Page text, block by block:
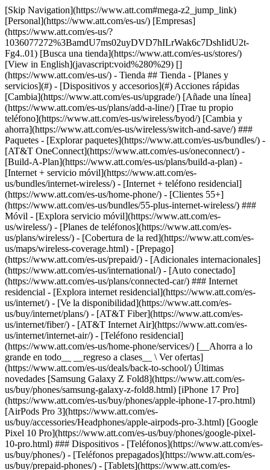
[Skip Navigation](https://www.att.com#mega-z2_jump_link) [Personal](https://www.att.com/es-us/) [Empresas](https://www.att.com/es-us/?1036077272%3BamdU7ms02uyDVD7hILrWak6c7DshIidU2t-Fg4..01) [Busca una tienda](https://www.att.com/es-us/stores/) [View in English](javascript:void%280%29) [](https://www.att.com/es-us/) - Tienda ## Tienda - [Planes y servicios](#) - [Dispositivos y accesorios](#) Acciones rápidas [Cambia](https://www.att.com/es-us/upgrade/) [Añade una línea](https://www.att.com/es-us/plans/add-a-line/) [Trae tu propio teléfono](https://www.att.com/es-us/wireless/byod/) [Cambia y ahorra](https://www.att.com/es-us/wireless/switch-and-save/) ### Paquetes - [Explorar paquetes](https://www.att.com/es-us/bundles/) - [AT&T OneConnect](https://www.att.com/es-us/oneconnect/) - [Build-A-Plan](https://www.att.com/es-us/plans/build-a-plan) - [Internet + servicio móvil](https://www.att.com/es-us/bundles/internet-wireless/) - [Internet + teléfono residencial](https://www.att.com/es-us/home-phone/) - [Clientes 55+](https://www.att.com/es-us/bundles/55-plus-internet-wireless/) ### Móvil - [Explora servicio móvil](https://www.att.com/es-us/wireless/) - [Planes de teléfonos](https://www.att.com/es-us/plans/wireless/) - [Cobertura de la red](https://www.att.com/es-us/maps/wireless-coverage.html) - [Prepago](https://www.att.com/es-us/prepaid/) - [Adicionales internacionales](https://www.att.com/es-us/international/) - [Auto conectado](https://www.att.com/es-us/plans/connected-car/) ### Internet residencial - [Explora internet residencial](https://www.att.com/es-us/internet/) - [Ve la disponibilidad](https://www.att.com/es-us/buy/internet/plans/) - [AT&T Fiber](https://www.att.com/es-us/internet/fiber/) - [AT&T Internet Air](https://www.att.com/es-us/internet/internet-air/) - [Teléfono residencial](https://www.att.com/es-us/home-phone/services/) [__Ahorra a lo grande en todo__ __regreso a clases__ \ Ver ofertas](https://www.att.com/es-us/deals/back-to-school/) Últimas novedades [Samsung Galaxy Z Fold8](https://www.att.com/es-us/buy/phones/samsung-galaxy-z-fold8.html) [iPhone 17 Pro](https://www.att.com/es-us/buy/phones/apple-iphone-17-pro.html) [AirPods Pro 3](https://www.att.com/es-us/buy/accessories/Headphones/apple-airpods-pro-3.html) [Google Pixel 10 Pro](https://www.att.com/es-us/buy/phones/google-pixel-10-pro.html) ### Dispositivos - [Teléfonos](https://www.att.com/es-us/buy/phones/) - [Teléfonos prepagados](https://www.att.com/es-us/buy/prepaid-phones/) - [Tablets](https://www.att.com/es-us/buy/tablets/) - [Relojes inteligentes](https://www.att.com/es-us/buy/wearables/) - [Usado certificado de AT&T](https://www.att.com/es-us/buy/phones/browse/att-certified-preowned) ### Accesorios - [Ver todos los accesorios](https://www.att.com/es-us/accessories/) - [Estuches](https://www.att.com/es-us/buy/accessories/browse/cases/) - [Cargadores](https://www.att.com/es-us/buy/accessories/browse/chargers/) - [Protector para pantalla](https://www.att.com/es-us/buy/accessories/browse/screen-protectors/) - [Audífonos](https://www.att.com/es-us/buy/accessories/browse/headphones/) ### Brands - [Apple](https://www.att.com/es-us/buy/phones/browse/apple/) - [Samsung](https://www.att.com/es-us/buy/phones/browse/samsung/) - [Motorola](https://www.att.com/es-us/buy/phones/browse/motorola/) - [Google](https://www.att.com/es-us/buy/phones/browse/google/) - [Meta](https://www.att.com/es-us/buy/accessories/browse/all/meta/) [__Obtén el nuevo Samsung Galaxy Z Fold8 por $0 con intercambio elegible__ \ Reserva](https://www.att.com/es-us/buy/phones/samsung-galaxy-z-fold8.html) - Ofertas ## Ofertas - [Nuevos y destacados](#) - [Descuentos para clientes](#) Destacados [Ve todas las ofertas](https://www.att.com/es-us/deals/) [Ofertas de servicio móvil](https://www.att.com/es-us/deals/cell-phone-deals/) [Ofertas de internet](https://www.att.com/es-us/deals/internet/) [Ofertas de intercambio](https://www.att.com/es-us/buy/phones/browse/tradeinoffer/) [Sin ofertas de intercambio](https://www.att.com/es-us/buy/phones/browse/nontradeinoffer/) ### Ofertas de tendencia - [Samsung Galaxy](https://www.att.com/es-us/buy/phones/browse/samsung_hasdeals_value_nontradeinoffer_tradeinoffer/) - [Apple iPhone](https://www.att.com/es-us/buy/phones/browse/apple_hasdeals_value_nontradeinoffer_tradeinoffer/) - [Menos de $50](https://www.att.com/es-us/buy/accessories/browse/all/price-range-25-50_price-range-5-25_5-and-under/) - [Ofertas de regreso a clases](https://www.att.com/es-us/deals/back-to-school/) ### Ofertas de dispositivos y accesorios - [Teléfonos](https://www.att.com/es-us/buy/phones/browse/hasdeals_value_nontradeinoffer_tradeinoffer/) - [Teléfonos prepagados](https://www.att.com/es-us/buy/prepaid-phones/browse/hasdeals/) - [Tablets](https://www.att.com/es-us/buy/tablets/browse/hasdeals_nontradeinoffer/) - [Relojes inteligentes](https://www.att.com/es-us/buy/wearables/browse/hasdeals_nontradeinoffer/) - [Ofertas de accesorios](https://www.att.com/es-us/buy/accessories/browse/all/deals/) ### Suscripciones - [AT&T OneConnect](https://www.att.com/es-us/oneconnect/) [__Cámbiate a AT&T y averigua cómo obtener hasta $800 por línea para terminar tu contrato__ \ Compra ahora](https://www.att.com/es-us/buy/phones/) ### Descuentos por ocupación - [Empleados de empresas](https://www.att.com/es-us/verification/signaturehub/#employment) - [Militares y veteranos](https://www.att.com/es-us/offers/discount-program/military-discount/) - [Maestros](https://www.att.com/es-us/offers/discount-program/teacher/) - [Enfermeros y médicos](https://www.att.com/es-us/verification/signaturehub/#medical) - [Personal de emergencias activo](https://www.att.com/es-us/firstnetandfamily/) ### Descuentos por afiliación - [Clientes 55+](https://www.att.com/es-us/verification/signaturehub/#age) - [Personal retirado del servicio de emergencia](https://www.att.com/es-us/offers/discount-program/retired-responders/) - [Trabajadores de sindicatos](https://www.att.com/es-us/offers/discount-program/union-discount/) - [Estudiantes](https://www.att.com/es-us/verification/signaturehub/#student) ### Ahorros para socios - [Descuento con tarjeta de crédito](https://www.att.com/es-us/?1036077272%3BamdU7ms02uyDVD7hIidU2t-FgOyvGkzT7uyJVm497PywgLdW2iYTVis9IZcUaO3.z1) - [Beneficios y más](https://andmorebenefits.att.com/root-discovery) [__Maestros: ahorra hasta $150 por línea y hasta un 20% en planes__ \ Obtén detalles](https://www.att.com/es-us/offers/discount-program/teacher/) - La diferencia de AT&T ## La diferencia de AT&T - [Nuestra ventaja competitiva](#) ### ¿Por qué elegirnos? - [Garantía AT&T](https://www.att.com/es-us/why-att/guarantee/) - [Por qué AT&T](https://www.att.com/es-us/why-att/) - [AT&T vs. T-Mobile y Verizon](https://www.att.com/es-us/wireless/switch-and-save/#compare-us) - [AT&T Fiber vs. Spectrum y Xfinity](https://www.att.com/es-us/internet/fiber/#compare-us) - [Prueba AT&T gratis](https://www.att.com/es-us/wireless/free-trial/) - [Cambia y ahorra](https://www.att.com/es-us/wireless/switch-and-save/) ### Cobertura excepcional - [Mapa de cobertura 5G](https://www.att.com/es-us/maps/wireless-coverage.html) - [Mapa de cobertura de fibra óptica](https://www.att.com/es-us/internet/fiber/coverage-map/) [__La mejor garantía de Estados Unidos__ \ Obtén detalles](https://www.att.com/es-us/why-att/guarantee/) - Ayuda ## Ayuda - [Factura y cuenta](#) - [Móvil](#) - [Internet](#) Acciones rápidas [Ve toda la ayuda](https://www.att.com/es-us/support/) [Ver mi cuenta](https://www.att.com/es-us/acctmgmt/overview) [Centro de pagos](https://www.att.com/es-us/acctmgmt/mypaymentcenter) [Centro de facturación](https://www.att.com/es-us/acctmgmt/billing/mybillingcenter) ### Factura y pagos - [Comprende tu factura](https://www.att.com/es-us/support/my-account/understand-your-bill/) - [Averigua por qué tu factura cambió](https://www.att.com/es-us/support/article/my-account/KM1051879/) - [Configura y administra AutoPay](https://www.att.com/es-us/acctmgmt/mypaymentcenter?intent=MANAGEAUTOPAY) - [Ve las cuotas de los dispositivos](https://www.att.com/es-us/acctmgmt/payment/installmentplandetails) - [Pagar sin iniciar sesión](https://www.att.com/es-us/acctmgmt/fastpmt/fastpay) ### Cuenta - [Cambiar o restablecer contraseña](https://www.att.com/es-us/support/article/my-account/KM1008941/) - [Añade o elimina cuentas](https://www.att.com/es-us/support/article/my-account/KM1008925/) - [Traslada el servicio de internet](https://www.att.com/es-us/help/moving/) - [Ve tus pedidos y reclamaciones](https://www.att.com/es-us/orders/history) - [Más ayuda con la cuenta](https://www.att.com/es-us/support/my-account/) [__La mejor garantía de Estados Unidos__ \ Obtén detalles](https://www.att.com/es-us/why-att/guarantee/) Acciones rápidas [Administrar mi servicio móvil](https://www.att.com/es-us/acctmgmt/mywireless) [Rastrear mi pedido](https://www.att.com/es-us/orders/history) [Añade AT&T International Day Pass](https://www.att.com/es-us/acctmgmt/signin?intent=DEEPLINK&soc=IRRLHDF&level=CAT&source=ILC242589969&wtExtndSource=Megamenu) ### Mi dispositivo - [Verificar mi uso](https://www.att.com/es-us/acctmgmt/usage/mysummary) - [Administra complementos](https://www.att.com/es-us/acctmgmt/wireless/manage-addon) - [Cambiar mi plan](https://www.att.com/es-us/acctmgmt/mywireless/manageplan/) - [Añade una línea](https://www.att.com/es-us/buy/postpaid/?wlsfi=AL) - [Consultar los requisitos de cambio](https://www.att.com/es-us/buy/postpaid/?wlsfi=up) - [Activa un dispositivo móvil](https://www.att.com/es-us/